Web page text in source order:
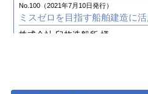
で造船・海運業界を支援する第
一般財団法人 日本海事協会
No.100（2021年7月10日発行）
ミスゼロを目指す船舶建造に
株式会社 臼杵造船所 様